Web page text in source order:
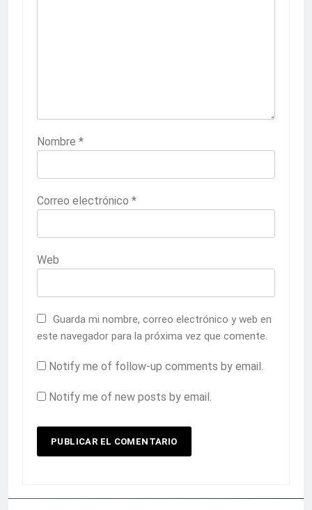
Nombre *
Correo electrónico *
Web
Guarda mi nombre, correo electrónico y web en
este navegador para la próxima vez que comente.
Notify me of follow-up comments by email.
Notify me of new posts by email.